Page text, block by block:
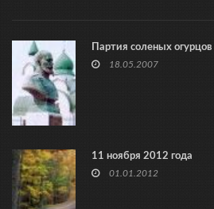
Партия соленых огурцов
18.05.2007
11 ноября 2012 года
01.01.2012